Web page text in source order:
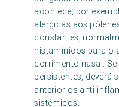
acontece, por
alérgicas aos
constantes,
histamínicos para o
corrimento nasal.
persistentes, deverá
anterior os anti-
sistémicos.